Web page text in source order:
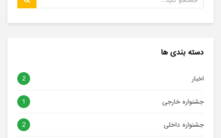
دسته بندی ها
اخبار 2
جشنواره خارجی 1
جشنواره داخلی 2